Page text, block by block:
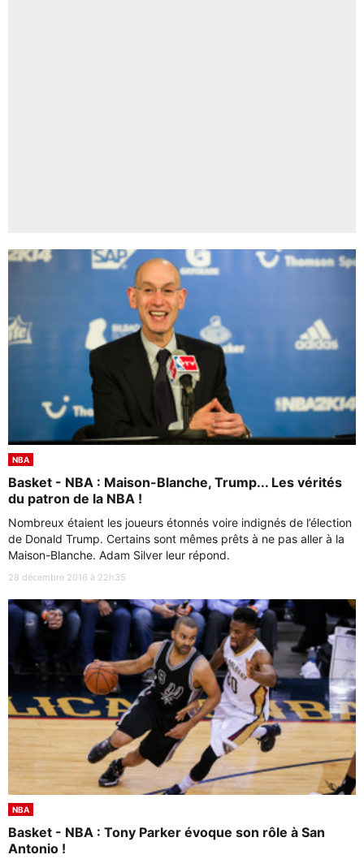
NBA
Basket - NBA : Maison-Blanche, Trump... Les vérités
du patron de la NBA !
Nombreux étaient les joueurs étonnés voire indignés de l’élection
de Donald Trump. Certains sont mêmes prêts à ne pas aller à la
Maison-Blanche. Adam Silver leur répond.
28 décembre 2016 à 22h35
NBA
Basket - NBA : Tony Parker évoque son rôle à San
Antonio !